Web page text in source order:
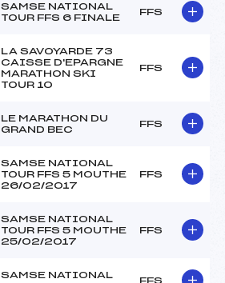
SAMSE NATIONAL
TOUR FFS 6 FINALE
FFS
LA SAVOYARDE 73
CAISSE D'EPARGNE
MARATHON SKI
TOUR 10
FFS
LE MARATHON DU
GRAND BEC
FFS
SAMSE NATIONAL
TOUR FFS 5 MOUTHE
26/02/2017
FFS
SAMSE NATIONAL
TOUR FFS 5 MOUTHE
25/02/2017
FFS
SAMSE NATIONAL
FFS